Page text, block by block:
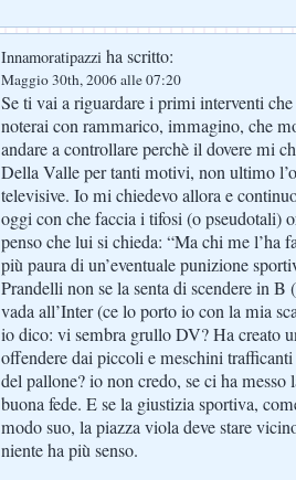
Innamoratipazzi ha scritto:
Maggio 30th, 2006 alle 07:20
Se ti vai a riguardare i primi interventi
noterai con rammarico, immagino, che
andare a controllare perchè il dovere mi
Della Valle per tanti motivi, non ultimo
televisive. Io mi chiedevo allora e
oggi con che faccia i tifosi (o pseudotali)
penso che lui si chieda: “Ma chi me l’ha
più paura di un’eventuale punizione
Prandelli non se la senta di scendere in
vada all’Inter (ce lo porto io con la mia
io dico: vi sembra grullo DV? Ha creato
offendere dai piccoli e meschini
del pallone? io non credo, se ci ha
buona fede. E se la giustizia sportiva,
modo suo, la piazza viola deve stare
niente ha più senso.